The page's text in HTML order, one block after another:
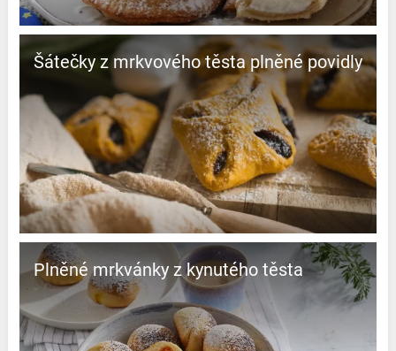
Šátečky z mrkvového těsta plněné povidly
Plněné mrkvánky z kynutého těsta